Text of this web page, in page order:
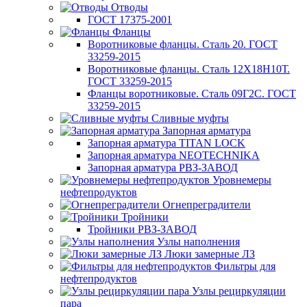
Отводы
ГОСТ 17375-2001
Фланцы
Воротниковые фланцы. Сталь 20. ГОСТ
33259-2015
Воротниковые фланцы. Сталь 12Х18Н10Т.
ГОСТ 33259-2015
Фланцы воротниковые. Сталь 09Г2С. ГОСТ
33259-2015
Сливные муфты
Запорная арматура
Запорная арматура TITAN LOCK
Запорная арматура NEOTECHNIKA
Запорная арматура РВЗ-ЗАВОД
Уровнемеры
нефтепродуктов
Огнепреградители
Тройники
Тройники РВЗ-ЗАВОД
Узлы наполнения
Люки замерные ЛЗ
Фильтры для
нефтепродуктов
Узлы рециркуляции
пара